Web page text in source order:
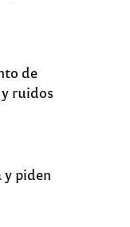
de
y ruidos
y piden